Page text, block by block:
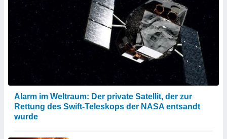
Alarm im Weltraum: Der private Satellit, der zur
Rettung des Swift-Teleskops der NASA entsandt
wurde